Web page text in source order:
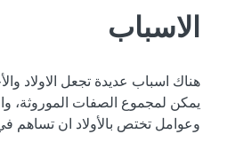
الاسباب
هناك اسباب عديدة تجعل الاولاد
يمكن لمجموع الصفات الموروثة،
وعوامل تختص بالأولاد ان تساهم